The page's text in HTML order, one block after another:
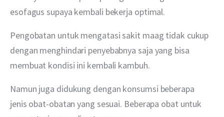
esofagus supaya kembali bekerja optimal.
Pengobatan untuk mengatasi sakit maag tidak cukup
dengan menghindari penyebabnya saja yang bisa
membuat kondisi ini kembali kambuh.
Namun juga didukung dengan konsumsi beberapa
jenis obat-obatan yang sesuai. Beberapa obat untuk